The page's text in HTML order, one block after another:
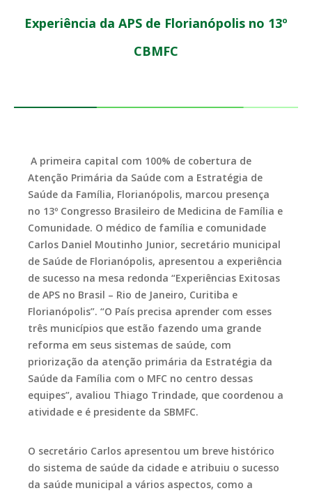
Experiência da APS de Florianópolis no 13º
CBMFC
A primeira capital com 100% de cobertura de
Atenção Primária da Saúde com a Estratégia de
Saúde da Família, Florianópolis, marcou presença
no 13º Congresso Brasileiro de Medicina de Família e
Comunidade. O médico de família e comunidade
Carlos Daniel Moutinho Junior, secretário municipal
de Saúde de Florianópolis, apresentou a experiência
de sucesso na mesa redonda “Experiências Exitosas
de APS no Brasil – Rio de Janeiro, Curitiba e
Florianópolis”. “O País precisa aprender com esses
três municípios que estão fazendo uma grande
reforma em seus sistemas de saúde, com
priorização da atenção primária da Estratégia da
Saúde da Família com o MFC no centro dessas
equipes”, avaliou Thiago Trindade, que coordenou a
atividade e é presidente da SBMFC.
O secretário Carlos apresentou um breve histórico
do sistema de saúde da cidade e atribuiu o sucesso
da saúde municipal a vários aspectos, como a